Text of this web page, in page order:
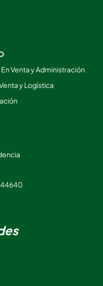
En Venta y Administración
y Logística